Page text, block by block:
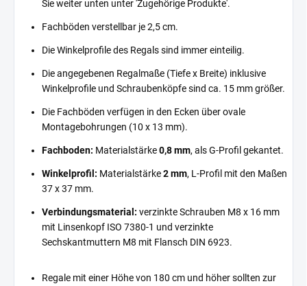
Sie weiter unten unter 'Zugehörige Produkte'.
Fachböden verstellbar je 2,5 cm.
Die Winkelprofile des Regals sind immer einteilig.
Die angegebenen Regalmaße (Tiefe x Breite) inklusive
Winkelprofile und Schraubenköpfe sind ca. 15 mm größer.
Die Fachböden verfügen in den Ecken über ovale
Montagebohrungen (10 x 13 mm).
Fachboden: Materialstärke0,8 mm, als G-Profil gekantet.
Winkelprofil: Materialstärke2 mm, L-Profil mit den Maßen
37 x 37 mm.
Verbindungsmaterial: verzinkte Schrauben M8 x 16 mm
mit Linsenkopf ISO 7380-1 und verzinkte
Sechskantmuttern M8 mit Flansch DIN 6923.
Regale mit einer Höhe von 180 cm und höher sollten zur